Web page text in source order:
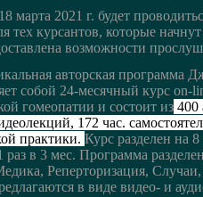
2021 г. будет
курсантов, которые начнут
возможности
авторская программа
собой 24-месячный курс on-
гомеопатии и состоит из400
172 час.
практики. Курс разделен на
раз в 3 мес. Программа
Реперторизация,
в виде видео- и